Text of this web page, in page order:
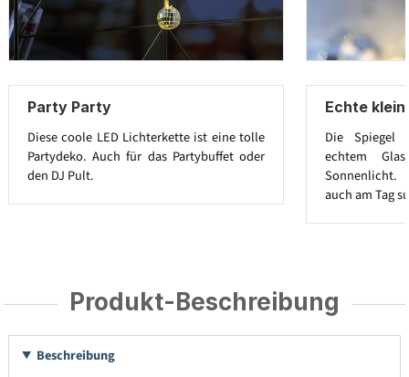
Party Party
Diese coole LED Lichterkette ist eine tolle
Partydeko. Auch für das Partybuffet oder
den DJ Pult.
Echte
Die Spiegel
echtem
auch am Tag
Produkt-Beschreibung
Beschreibung